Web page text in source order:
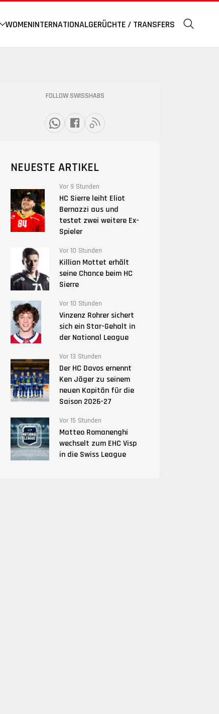
WOMENINTERNATIONALGERÜCHTE / TRANSFERS
FOLLOW SWISSHABS
NEUESTE ARTIKEL
Vor 9 Stunden
HC Sierre leiht Eliot
Bernazzi aus und
testet zwei weitere Ex-
Spieler
Vor 10 Stunden
Killian Mottet erhält
seine Chance beim HC
Sierre
Vor 10 Stunden
Vinzenz Rohrer sichert
sich ein Star-Gehalt in
der National League
Vor 13 Stunden
Der HC Davos ernennt
Ken Jäger zu seinem
neuen Kapitän für die
Saison 2026-27
Vor 15 Stunden
Matteo Romanenghi
wechselt zum EHC Visp
in die Swiss League